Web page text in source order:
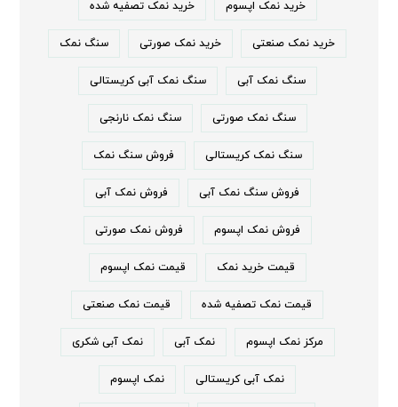
خرید نمک اپسوم خرید نمک تصفیه شده
خرید نمک صنعتی خرید نمک صورتی سنگ نمک
سنگ نمک آبی سنگ نمک آبی کریستالی
سنگ نمک صورتی سنگ نمک نارنجی
سنگ نمک کریستالی فروش سنگ نمک
فروش سنگ نمک آبی فروش نمک آبی
فروش نمک اپسوم فروش نمک صورتی
قیمت خرید نمک قیمت نمک اپسوم
قیمت نمک تصفیه شده قیمت نمک صنعتی
مرکز نمک اپسوم نمک آبی نمک آبی شکری
نمک آبی کریستالی نمک اپسوم